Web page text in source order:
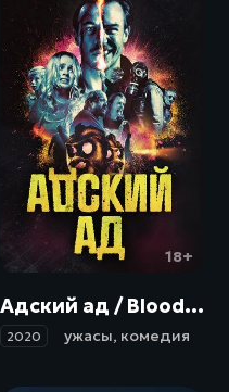
18+
Адский ад / Bloody Hell (2020)
2020 ужасы, комедия